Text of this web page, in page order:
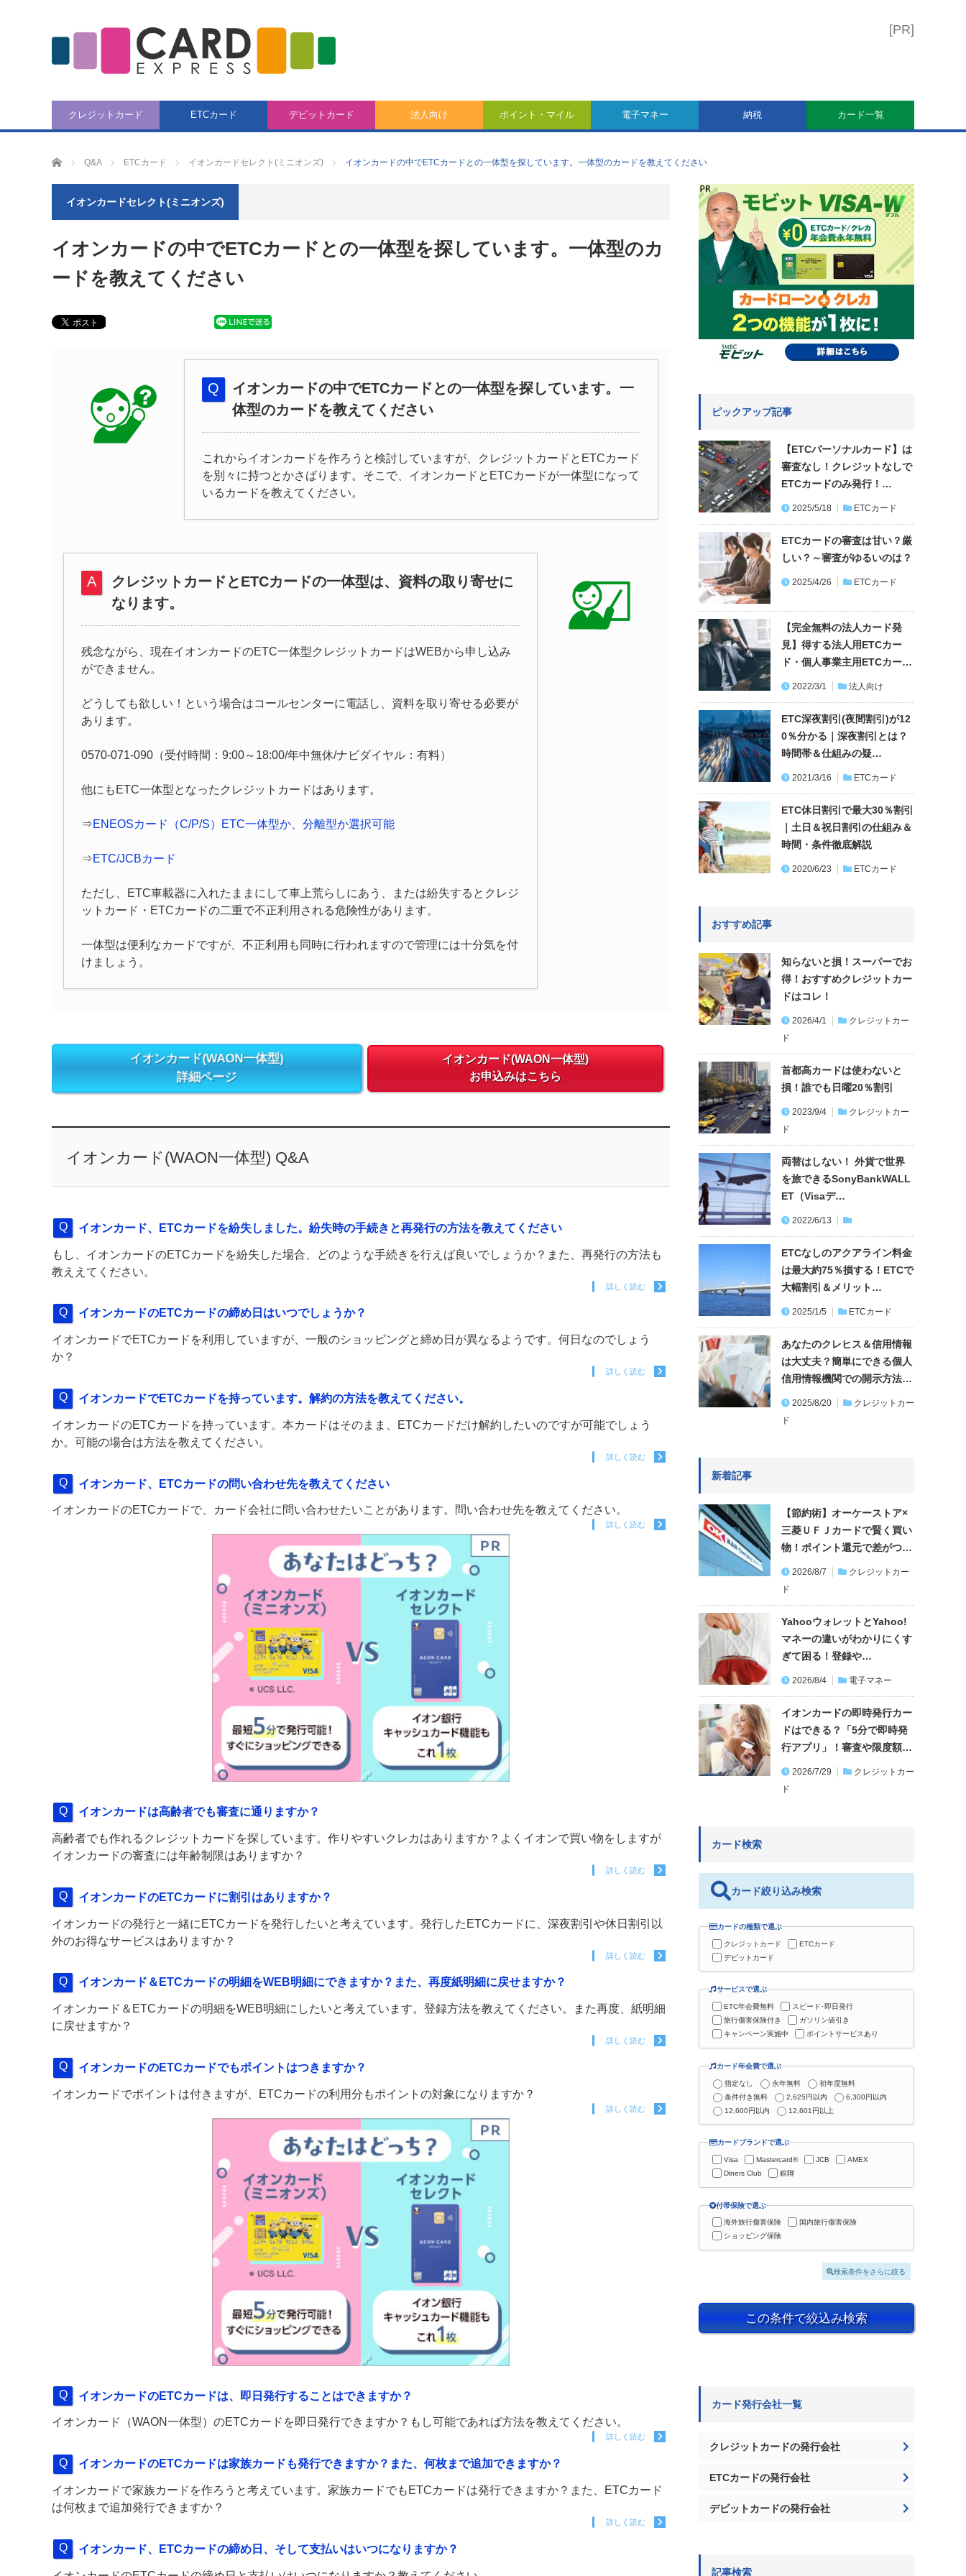
クレジットカード ETCカード デビットカード 法人向け ポイント・マイル 電子マネー 納税 カード一覧
CARD EXPRESS
Q&A ETCカード イオンカードセレクト(ミニオンズ) イオンカードの中でETCカードとの一体型を探しています。一体型のカードを教えてください
イオンカードセレクト(ミニオンズ)
イオンカードの中でETCカードとの一体型を探しています。一体型のカ
ードを教えてください
イオンカードの中でETCカードとの一体型を探しています。一
体型のカードを教えてください
これからイオンカードを作ろうと検討していますが、クレジットカードとETCカード
を別々に持つとかさばります。そこで、イオンカードとETCカードが一体型になって
いるカードを教えてください。
クレジットカードとETCカードの一体型は、資料の取り寄せに
なります。
残念ながら、現在イオンカードのETC一体型クレジットカードはWEBから申し込み
ができません。
どうしても欲しい！という場合はコールセンターに電話し、資料を取り寄せる必要が
あります。
0570-071-090（受付時間：9:00～18:00/年中無休/ナビダイヤル：有料）
他にもETC一体型となったクレジットカードはあります。
⇒ENEOSカード（C/P/S）ETC一体型か、分離型か選択可能
⇒ETC/JCBカード
ただし、ETC車載器に入れたままにして車上荒らしにあう、または紛失するとクレジ
ットカード・ETCカードの二重で不正利用される危険性があります。
一体型は便利なカードですが、不正利用も同時に行われますので管理には十分気を付
けましょう。
イオンカード(WAON一体型)
詳細ページ
イオンカード(WAON一体型)
お申込みはこちら
イオンカード(WAON一体型) Q&A
イオンカード、ETCカードを紛失しました。紛失時の手続きと再発行の方法を教えてください
もし、イオンカードのETCカードを紛失した場合、どのような手続きを行えば良いでしょうか？また、再発行の方法も
教ええてください。
詳しく読む
イオンカードのETCカードの締め日はいつでしょうか？
イオンカードでETCカードを利用していますが、一般のショッピングと締め日が異なるようです。何日なのでしょう
か？
詳しく読む
イオンカードでETCカードを持っています。解約の方法を教えてください。
イオンカードのETCカードを持っています。本カードはそのまま、ETCカードだけ解約したいのですが可能でしょう
か。可能の場合は方法を教えてください。
詳しく読む
イオンカード、ETCカードの問い合わせ先を教えてください
イオンカードのETCカードで、カード会社に問い合わせたいことがあります。問い合わせ先を教えてください。
詳しく読む
イオンカードは高齢者でも審査に通りますか？
高齢者でも作れるクレジットカードを探しています。作りやすいクレカはありますか？よくイオンで買い物をしますが
イオンカードの審査には年齢制限はありますか？
詳しく読む
イオンカードのETCカードに割引はありますか？
イオンカードの発行と一緒にETCカードを発行したいと考えています。発行したETCカードに、深夜割引や休日割引以
外のお得なサービスはありますか？
詳しく読む
イオンカード＆ETCカードの明細をWEB明細にできますか？また、再度紙明細に戻せますか？
イオンカード＆ETCカードの明細をWEB明細にしたいと考えています。登録方法を教えてください。また再度、紙明細
に戻せますか？
詳しく読む
イオンカードのETCカードでもポイントはつきますか？
イオンカードでポイントは付きますが、ETCカードの利用分もポイントの対象になりますか？
詳しく読む
イオンカードのETCカードは、即日発行することはできますか？
イオンカード（WAON一体型）のETCカードを即日発行できますか？もし可能であれば方法を教えてください。
詳しく読む
イオンカードのETCカードは家族カードも発行できますか？また、何枚まで追加できますか？
イオンカードで家族カードを作ろうと考えています。家族カードでもETCカードは発行できますか？また、ETCカード
は何枚まで追加発行できますか？
詳しく読む
イオンカード、ETCカードの締め日、そして支払いはいつになりますか？
ピックアップ記事
【ETCパーソナルカード】は
審査なし！クレジットなしで
ETCカードのみ発行！…
2025/5/18 ETCカード
ETCカードの審査は甘い？厳
しい？～審査がゆるいのは？
2025/4/26 ETCカード
【完全無料の法人カード発
見】得する法人用ETCカー
ド・個人事業主用ETCカー…
2022/3/1 法人向け
ETC深夜割引(夜間割引)が12
0％分かる｜深夜割引とは？
時間帯＆仕組みの疑…
2021/3/16 ETCカード
ETC休日割引で最大30％割引
｜土日＆祝日割引の仕組み＆
時間・条件徹底解説
2020/6/23 ETCカード
おすすめ記事
知らないと損！スーパーでお
得！おすすめクレジットカー
ドはコレ！
2026/4/1
クレジットカー
ド
首都高カードは使わないと
損！誰でも日曜20％割引
2023/9/4
クレジットカー
ド
両替はしない！ 外貨で世界
を旅できるSonyBankWALL
ET（Visaデ…
2022/6/13
ETCなしのアクアライン料金
は最大約75％損する！ETCで
大幅割引＆メリット…
2025/1/5 ETCカード
あなたのクレヒス＆信用情報
は大丈夫？簡単にできる個人
信用情報機関での開示方法…
2025/8/20
クレジットカー
ド
新着記事
【節約術】オーケーストア×
三菱ＵＦＪカードで賢く買い
物！ポイント還元で差がつ…
2026/8/7
クレジットカー
ド
YahooウォレットとYahoo!
マネーの違いがわかりにくす
ぎて困る！登録や…
2026/8/4 電子マネー
イオンカードの即時発行カー
ドはできる？「5分で即時発
行アプリ」！審査や限度額…
2026/7/29
クレジットカー
ド
カード検索
カード絞り込み検索
カードの種類で選ぶ
クレジットカード
ETCカード
デビットカード
サービスで選ぶ
ETC年会費無料
スピード･即日発行
旅行傷害保険付き
ガソリン値引き
キャンペーン実施中
ポイントサービスあり
カード年会費で選ぶ
指定なし 永年無料
初年度無料
条件付き無料
2,625円以内
6,300円以内
12,600円以内
12,601円以上
カードブランドで選ぶ
Visa Mastercard® JCB
AMEX
Diners Club
銀聯
付帯保険で選ぶ
海外旅行傷害保険
国内旅行傷害保険
ショッピング保険
検索条件をさらに絞る
この条件で絞込み検索
カード発行会社一覧
クレジットカードの発行会社
ETCカードの発行会社
デビットカードの発行会社
記事検索